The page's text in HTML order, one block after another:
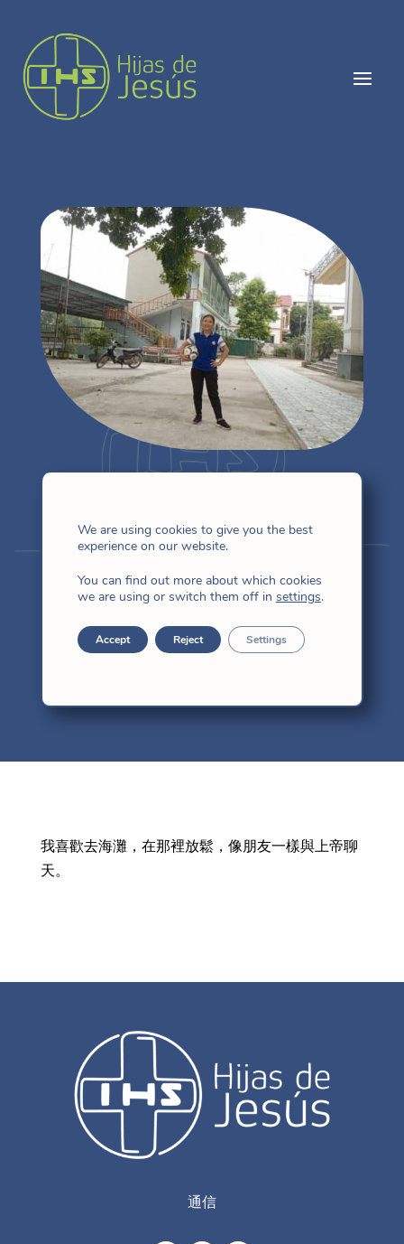
菲生活
曹玉駿
我喜歡像朋友一樣與上帝聊天。
我喜歡去海灘，在那裡放鬆，像朋友一樣與上帝聊
天。
通信
We are using cookies to give you the best
experience on our website.
You can find out more about which cookies
we are using or switch them off in settings.
Accept Reject Settings